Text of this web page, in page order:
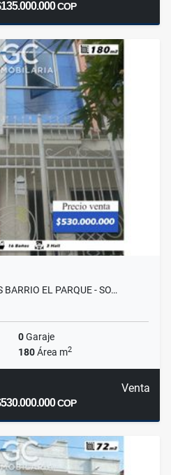
COP
BARRIO EL PARQUE - SO…
0Garaje
180Área m2
Venta
COP